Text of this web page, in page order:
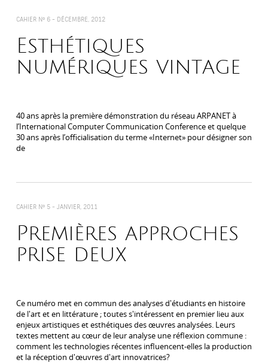
CAHIER N° 6 - DÉCEMBRE, 2012
Esthétiques
numériques vintage
40 ans après la première démonstration du réseau ARPANET à
l’International Computer Communication Conference et quelque
30 ans après l’officialisation du terme «Internet» pour désigner son
de
CAHIER N° 5 - JANVIER, 2011
Premières approches
prise deux
Ce numéro met en commun des analyses d'étudiants en histoire
de l'art et en littérature ; toutes s'intéressent en premier lieu aux
enjeux artistiques et esthétiques des œuvres analysées. Leurs
textes mettent au cœur de leur analyse une réflexion commune :
comment les technologies récentes influencent-elles la production
et la réception d'œuvres d'art innovatrices?